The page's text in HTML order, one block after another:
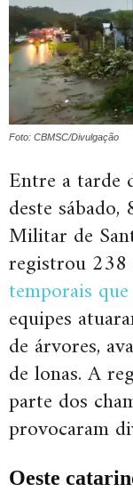
Foto: CBMSC/Divulgação
Entre a tarde
deste
Militar de
registrou 238
temporais
equipes
de árvores,
de lonas. A
parte dos
provocaram
Oeste